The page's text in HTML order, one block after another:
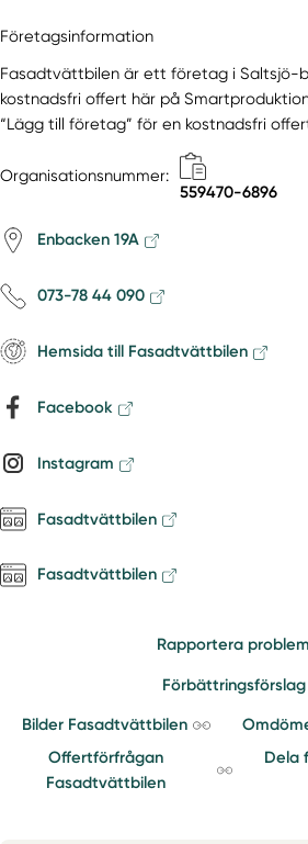
Företagsinformation
Fasadtvättbilen är ett företag i Saltsjö-
kostnadsfri offert här på
“Lägg till företag” för en kostnadsfri
Organisationsnummer:
559470-6896
Enbacken 19A
073-78 44 090
Hemsida till Fasadtvättbilen
Facebook
Instagram
Fasadtvättbilen
Fasadtvättbilen
Rapportera problem
Förbättringsförslag
Bilder Fasadtvättbilen
Offertförfrågan
Fasadtvättbilen
Dela